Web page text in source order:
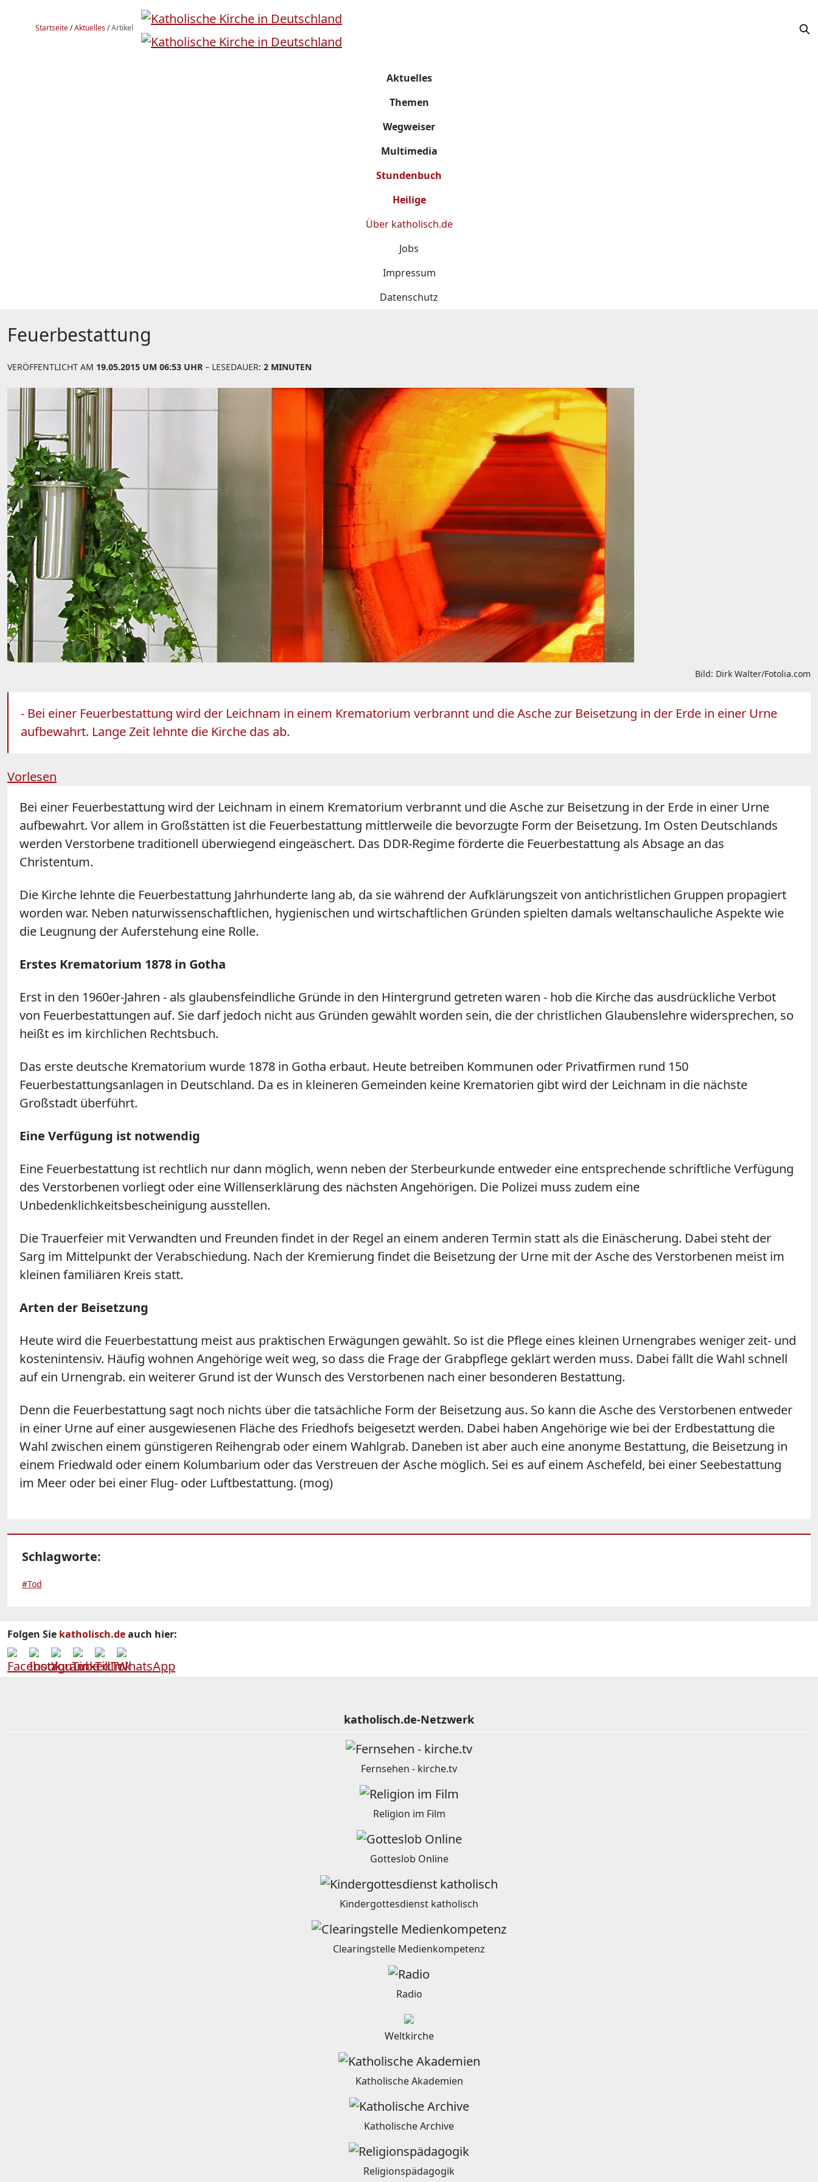
Startseite/Aktuelles/Artikel
Aktuelles
Themen
Wegweiser
Multimedia
Stundenbuch
Heilige
Über katholisch.de
Jobs
Impressum
Datenschutz
Feuerbestattung
VERÖFFENTLICHT AM 19.05.2015 UM 06:53 UHR – LESEDAUER: 2 MINUTEN
Bild: Dirk Walter/Fotolia.com
- Bei einer Feuerbestattung wird der Leichnam in einem Krematorium verbrannt und die Asche zur Beisetzung in der Erde in einer Urne
aufbewahrt. Lange Zeit lehnte die Kirche das ab.
Vorlesen
Bei einer Feuerbestattung wird der Leichnam in einem Krematorium verbrannt und die Asche zur Beisetzung in der Erde in einer Urne
aufbewahrt. Vor allem in Großstätten ist die Feuerbestattung mittlerweile die bevorzugte Form der Beisetzung. Im Osten Deutschlands
werden Verstorbene traditionell überwiegend eingeäschert. Das DDR-Regime förderte die Feuerbestattung als Absage an das
Christentum.
Die Kirche lehnte die Feuerbestattung Jahrhunderte lang ab, da sie während der Aufklärungszeit von antichristlichen Gruppen propagiert
worden war. Neben naturwissenschaftlichen, hygienischen und wirtschaftlichen Gründen spielten damals weltanschauliche Aspekte wie
die Leugnung der Auferstehung eine Rolle.
Erstes Krematorium 1878 in Gotha
Erst in den 1960er-Jahren - als glaubensfeindliche Gründe in den Hintergrund getreten waren - hob die Kirche das ausdrückliche Verbot
von Feuerbestattungen auf. Sie darf jedoch nicht aus Gründen gewählt worden sein, die der christlichen Glaubenslehre widersprechen, so
heißt es im kirchlichen Rechtsbuch.
Das erste deutsche Krematorium wurde 1878 in Gotha erbaut. Heute betreiben Kommunen oder Privatfirmen rund 150
Feuerbestattungsanlagen in Deutschland. Da es in kleineren Gemeinden keine Krematorien gibt wird der Leichnam in die nächste
Großstadt überführt.
Eine Verfügung ist notwendig
Eine Feuerbestattung ist rechtlich nur dann möglich, wenn neben der Sterbeurkunde entweder eine entsprechende schriftliche Verfügung
des Verstorbenen vorliegt oder eine Willenserklärung des nächsten Angehörigen. Die Polizei muss zudem eine
Unbedenklichkeitsbescheinigung ausstellen.
Die Trauerfeier mit Verwandten und Freunden findet in der Regel an einem anderen Termin statt als die Einäscherung. Dabei steht der
Sarg im Mittelpunkt der Verabschiedung. Nach der Kremierung findet die Beisetzung der Urne mit der Asche des Verstorbenen meist im
kleinen familiären Kreis statt.
Arten der Beisetzung
Heute wird die Feuerbestattung meist aus praktischen Erwägungen gewählt. So ist die Pflege eines kleinen Urnengrabes weniger zeit- und
kostenintensiv. Häufig wohnen Angehörige weit weg, so dass die Frage der Grabpflege geklärt werden muss. Dabei fällt die Wahl schnell
auf ein Urnengrab. ein weiterer Grund ist der Wunsch des Verstorbenen nach einer besonderen Bestattung.
Denn die Feuerbestattung sagt noch nichts über die tatsächliche Form der Beisetzung aus. So kann die Asche des Verstorbenen entweder
in einer Urne auf einer ausgewiesenen Fläche des Friedhofs beigesetzt werden. Dabei haben Angehörige wie bei der Erdbestattung die
Wahl zwischen einem günstigeren Reihengrab oder einem Wahlgrab. Daneben ist aber auch eine anonyme Bestattung, die Beisetzung in
einem Friedwald oder einem Kolumbarium oder das Verstreuen der Asche möglich. Sei es auf einem Aschefeld, bei einer Seebestattung
im Meer oder bei einer Flug- oder Luftbestattung. (mog)
Schlagworte:
#Tod
Folgen Sie katholisch.deauch hier:
katholisch.de-Netzwerk
Fernsehen - kirche.tv
Religion im Film
Gotteslob Online
Kindergottesdienst katholisch
Clearingstelle Medienkompetenz
Radio
Weltkirche
Katholische Akademien
Katholische Archive
Religionspädagogik